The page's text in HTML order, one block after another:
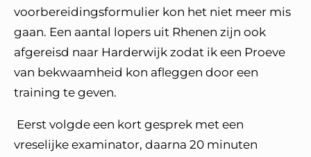
voorbereidingsformulier kon het niet meer mis
gaan. Een aantal lopers uit Rhenen zijn ook
afgereisd naar Harderwijk zodat ik een Proeve
van bekwaamheid kon afleggen door een
training te geven.
Eerst volgde een kort gesprek met een
vreselijke examinator, daarna 20 minuten